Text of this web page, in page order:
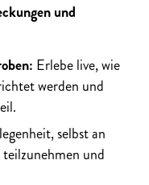
und
Erlebe live, wie
werden und
selbst an
und